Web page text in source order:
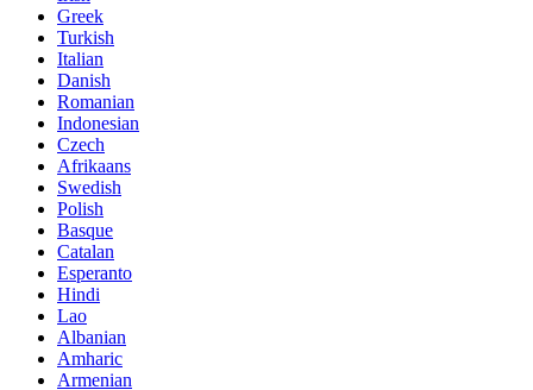
Greek
Turkish
Italian
Danish
Romanian
Indonesian
Czech
Afrikaans
Swedish
Polish
Basque
Catalan
Esperanto
Hindi
Lao
Albanian
Amharic
Armenian